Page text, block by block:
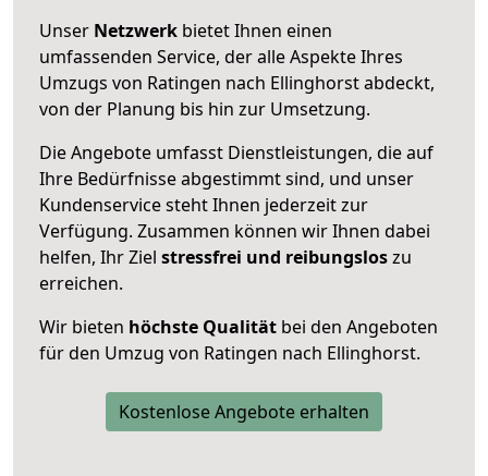
Unser Netzwerk bietet Ihnen einen
umfassenden Service, der alle Aspekte Ihres
Umzugs von Ratingen nach Ellinghorst abdeckt,
von der Planung bis hin zur Umsetzung.
Die Angebote umfasst Dienstleistungen, die auf
Ihre Bedürfnisse abgestimmt sind, und unser
Kundenservice steht Ihnen jederzeit zur
Verfügung. Zusammen können wir Ihnen dabei
helfen, Ihr Ziel stressfrei und reibungsloszu
erreichen.
Wir bieten höchste Qualität bei den Angeboten
für den Umzug von Ratingen nach Ellinghorst.
Kostenlose Angebote erhalten